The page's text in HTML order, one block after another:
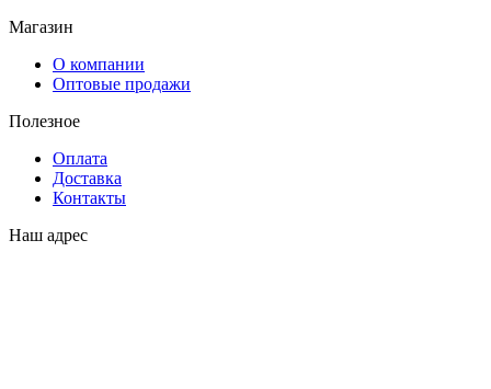
Магазин
О компании
Оптовые продажи
Полезное
Оплата
Доставка
Контакты
Наш адрес